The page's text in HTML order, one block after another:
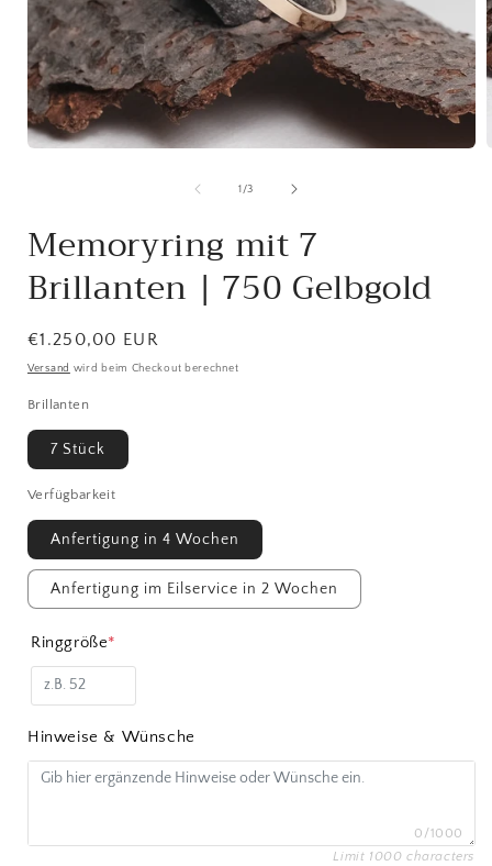
1 /von
3
Memoryring mit 7
Brillanten | 750 Gelbgold
Normaler
Preis
€1.250,00 EUR
Versand wird beim Checkout berechnet
Brillanten
7 Stück
Verfügbarkeit
Anfertigung in 4 Wochen
Anfertigung im Eilservice in 2 Wochen
Ringgröße*
Hinweise & Wünsche
0/1000
Limit 1000 characters